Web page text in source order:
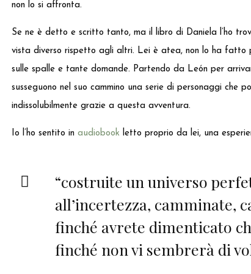
non lo si affronta.
Se ne è detto e scritto tanto, ma il libro di Daniela l’ho
vista diverso rispetto agli altri. Lei è atea, non lo ha fatto
sulle spalle e tante domande. Partendo da León per
susseguono nel suo cammino una serie di personaggi che
indissolubilmente grazie a questa avventura.
Io l’ho sentito in audiobook letto proprio da lei, una
“costruite un universo
all’incertezza, camminate,
finché avrete dimenticato
finché non vi sembrerà di